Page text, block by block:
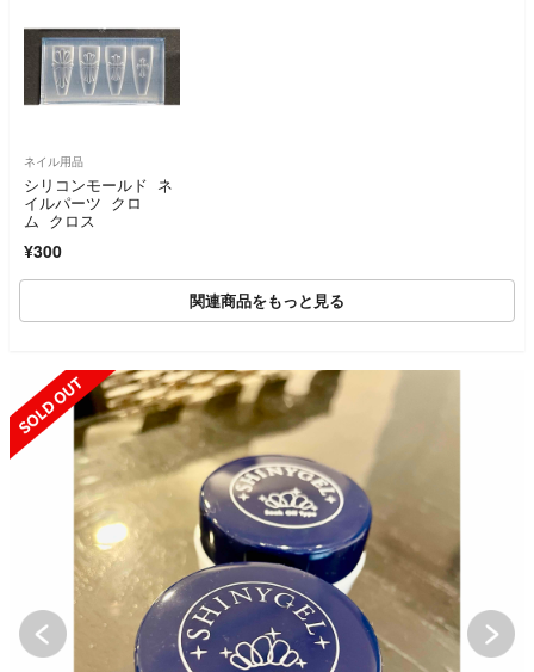
ネイル用品
シリコンモールド ネ
イルパーツ クロ
ム クロス
¥300
関連商品をもっと見る
SOLD OUT